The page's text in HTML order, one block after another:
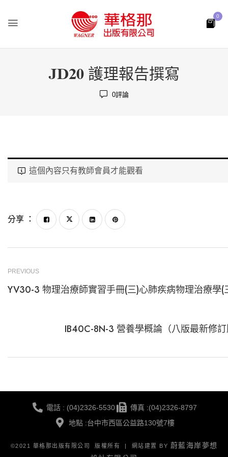
0
JD20 護理報告撰寫
0評論
這個內容只有教師會員才能觀看
分享 ：
PREVIOUS
YV30-3 物理治療師實習手冊(三)心肺疾病物理治療學(
IB40C-8N-3 營養學概論（八版最新修
電話 : (04)2326-5530
傳真 :(04)2326-8797
地點 :台中市西區公益路130號7樓
©2021 華格那出版有限公司 版權所有 | 網站建置 BY 蔚藍海岸夢想